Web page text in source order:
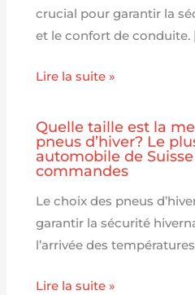
crucial pour garantir la
et le confort de conduite.
Lire la suite »
Quelle taille est la
pneus d’hiver? Le
automobile de
commandes
Le choix des pneus
garantir la sécurité
l’arrivée des
Lire la suite »